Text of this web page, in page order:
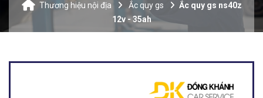
Thương hiệu nội địa Ắc quy gs
Ắc quy gs ns40z
12v - 35ah